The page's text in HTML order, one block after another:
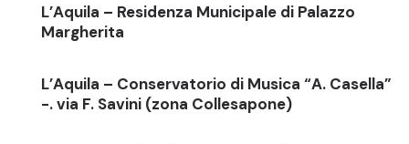
L’Aquila – Residenza Municipale di Palazzo
Margherita
L’Aquila – Conservatorio di Musica “A. Casella”
-. via F. Savini (zona Collesapone)